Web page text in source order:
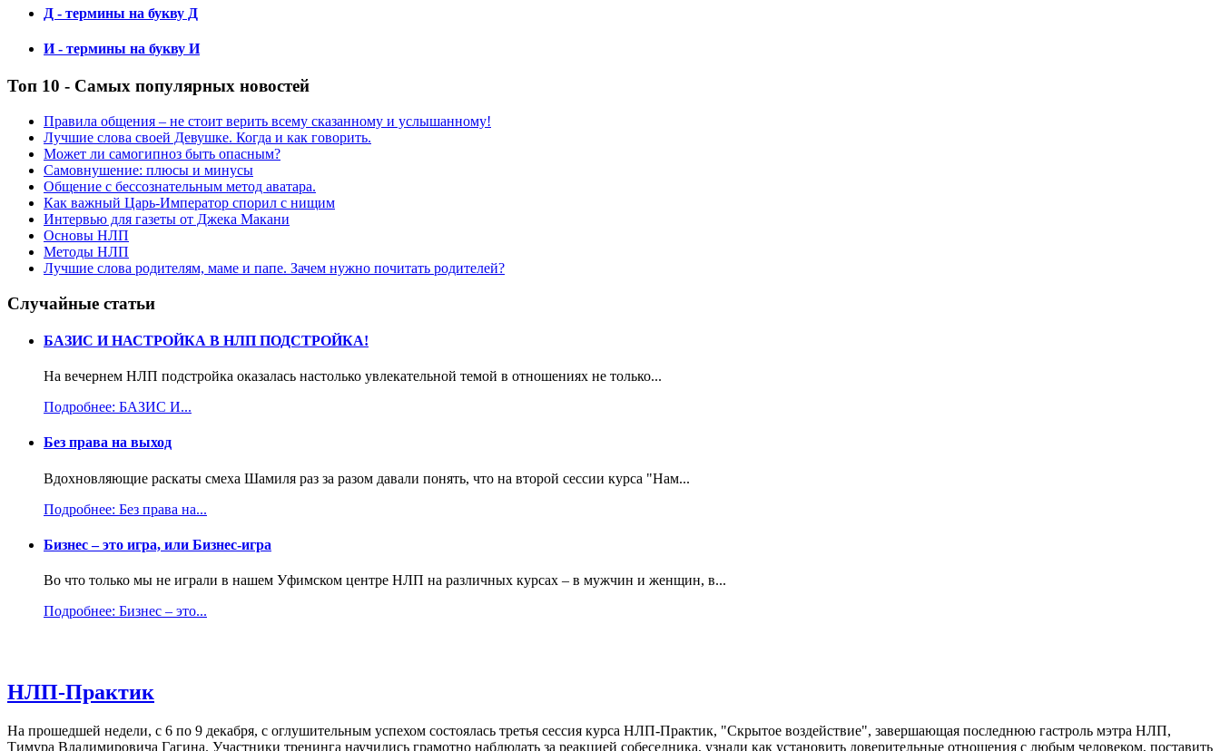
Д - термины на букву Д
И - термины на букву И
Топ 10 - Самых популярных новостей
Правила общения – не стоит верить всему сказанному и услышанному!
Лучшие слова своей Девушке. Когда и как говорить.
Может ли самогипноз быть опасным?
Самовнушение: плюсы и минусы
Общение с бессознательным метод аватара.
Как важный Царь-Император спорил с нищим
Интервью для газеты от Джека Макани
Основы НЛП
Методы НЛП
Лучшие слова родителям, маме и папе. Зачем нужно почитать родителей?
Случайные статьи
БАЗИС И НАСТРОЙКА В НЛП ПОДСТРОЙКА!
На вечернем НЛП подстройка оказалась настолько увлекательной темой в отношениях не только...
Подробнее: БАЗИС И...
Без права на выход
Вдохновляющие раскаты смеха Шамиля раз за разом давали понять, что на второй сессии курса "Нам...
Подробнее: Без права на...
Бизнес – это игра, или Бизнес-игра
Во что только мы не играли в нашем Уфимском центре НЛП на различных курсах – в мужчин и женщин, в...
Подробнее: Бизнес – это...
НЛП-Практик
На прошедшей недели, с 6 по 9 декабря, с оглушительным успехом состоялась третья сессия курса НЛП-Практик, "Скрытое воздействие", завершающая последнюю гастроль мэтра НЛП,
Тимура Владимировича Гагина. Участники тренинга научились грамотно наблюдать за реакцией собеседника, узнали как установить доверительные отношения с любым человеком, поставить